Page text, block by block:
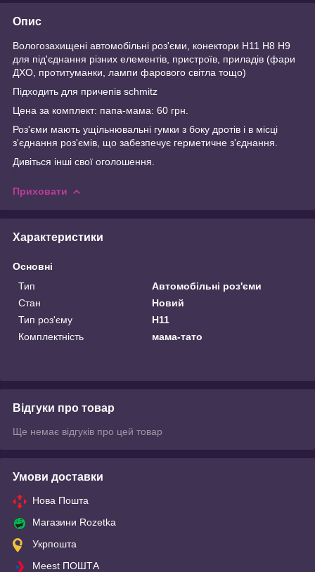
Опис
Вологозахищені автомобільні роз'єми, конектори H11 H8 H9
для під'єднання різних елементів, пристроїв, приладів (фари
ДХО, протитуманки, лампи фарового світла тощо)
Підходить для причепів schmitz
Цена за комплект: папа-мама: 60 грн.
Роз'єми мають ущільнювальні гумки з боку дротів і в місці
з'єднання роз'ємів, що забезпечує герметичне з'єднання.
Дивіться інші свої оголошення.
Приховати
Характеристики
Основні
Тип
Автомобільні роз'єми
Стан
Новий
Тип роз'єму
H11
Комплектність
мама-тато
Відгуки про товар
Ще немає відгуків про цей товар
Умови доставки
Нова Пошта
Магазини Rozetka
Укрпошта
Meest ПОШТА